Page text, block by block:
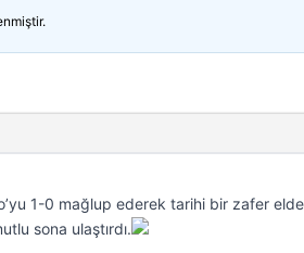
1-0 mağlup ederek tarihi bir zafer
sona ulaştırdı.